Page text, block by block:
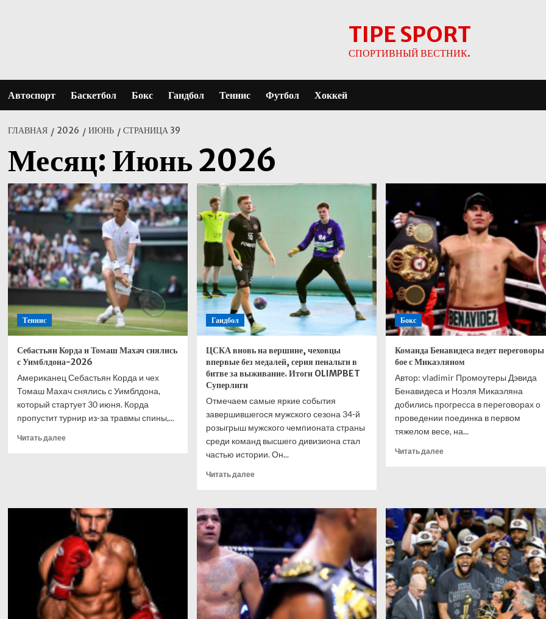
TIPE SPORT
СПОРТИВНЫЙ ВЕСТНИК.
Автоспорт Баскетбол Бокс Гандбол Теннис Футбол Хоккей
ГЛАВНАЯ 2026 ИЮНЬ СТРАНИЦА 39
Месяц:Июнь 2026
Теннис
Себастьян Корда и Томаш Махач снялись
с Уимблдона-2026
Американец Себастьян Корда и чех
Томаш Махач снялись с Уимблдона,
который стартует 30 июня. Корда
пропустит турнир из-за травмы спины,...
Читать далееПрочитать
Махач
снялись
с
Уимблдона-2026
Гандбол
ЦСКА вновь на вершине, чеховцы
впервые без медалей, серия пенальти в
битве за выживание. Итоги OLIMPBET
Суперлиги
Отмечаем самые яркие события
завершившегося мужского сезона 34-й
розыгрыш мужского чемпионата страны
среди команд высшего дивизиона стал
частью истории. Он...
Читать далееПрочитать
ЦСКА
вновь
вершине,
чеховцы
впервые
без
медалей,
серия
пенальти
Бокс
Команда Бенавидеса ведет переговоры
бое с Микаэляном
Автор: vladimir Промоутеры Дэвида
Бенавидеса и Ноэля Микаэляна
добились прогресса в переговорах о
проведении поединка в первом
тяжелом весе, на...
Читать далееПрочитать
ведет
переговоры
о
бое
с
Микаэляном